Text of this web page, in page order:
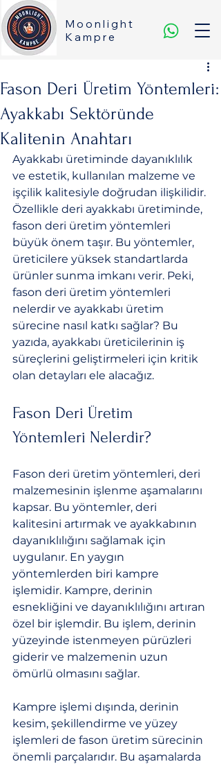
Moonlight
Kampre
Fason Deri Üretim Yöntemleri:
Ayakkabı Sektöründe
Kalitenin Anahtarı
Ayakkabı üretiminde dayanıklılık
ve estetik, kullanılan malzeme ve
işçilik kalitesiyle doğrudan ilişkilidir.
Özellikle deri ayakkabı üretiminde,
fason deri üretim yöntemleri
büyük önem taşır. Bu yöntemler,
üreticilere yüksek standartlarda
ürünler sunma imkanı verir. Peki,
fason deri üretim yöntemleri
nelerdir ve ayakkabı üretim
sürecine nasıl katkı sağlar? Bu
yazıda, ayakkabı üreticilerinin iş
süreçlerini geliştirmeleri için kritik
olan detayları ele alacağız.
Fason Deri Üretim
Yöntemleri Nelerdir?
Fason deri üretim yöntemleri, deri
malzemesinin işlenme aşamalarını
kapsar. Bu yöntemler, deri
kalitesini artırmak ve ayakkabının
dayanıklılığını sağlamak için
uygulanır. En yaygın
yöntemlerden biri kampre
işlemidir. Kampre, derinin
esnekliğini ve dayanıklılığını artıran
özel bir işlemdir. Bu işlem, derinin
yüzeyinde istenmeyen pürüzleri
giderir ve malzemenin uzun
ömürlü olmasını sağlar.
Kampre işlemi dışında, derinin
kesim, şekillendirme ve yüzey
işlemleri de fason üretim sürecinin
önemli parçalarıdır. Bu aşamalarda